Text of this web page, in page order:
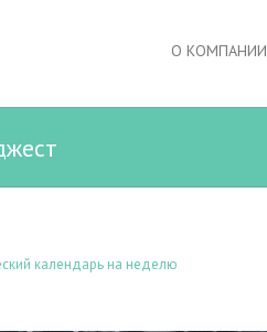
О КОМПАНИИ
календарь на неделю